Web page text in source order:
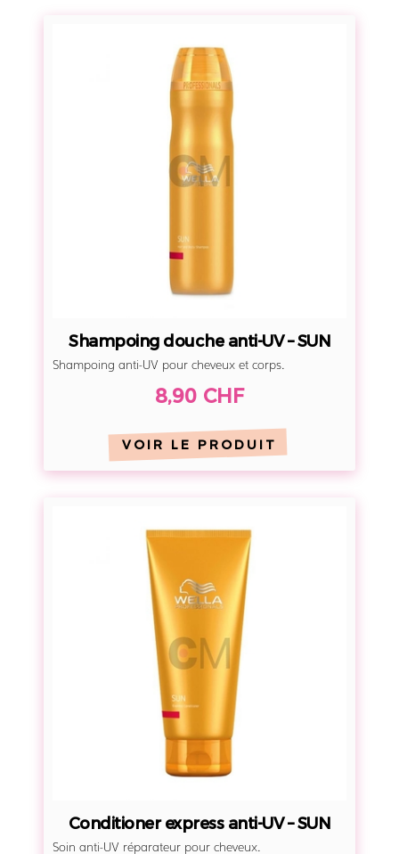
h
a
m
i
n
h
e
a
n
i
-
–
U
N
Shampoing douche anti-UV – SUN
Shampoing anti-UV pour cheveux et corps.
8,90 CHF
VOIR LE PRODUIT
o
d
i
o
r
e
r
Conditioner express anti-UV – SUN
Soin anti-UV réparateur pour cheveux.